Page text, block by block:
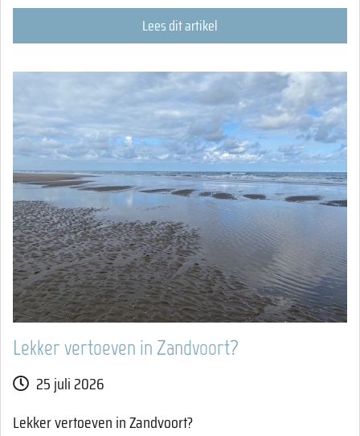
Lees dit artikel
Lekker vertoeven in Zandvoort?
25 juli 2026
Lekker vertoeven in Zandvoort?